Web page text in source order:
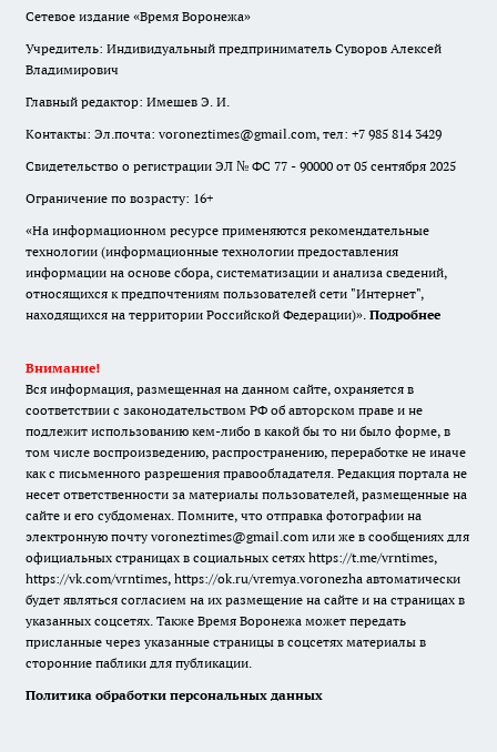
Сетевое издание «Время Воронежа»
Учредитель: Индивидуальный предприниматель Суворов Алексей
Владимирович
Главный редактор: Имешев Э. И.
Контакты: Эл.почта: voroneztimes@gmail.com, тел: +7 985 814 3429
Свидетельство о регистрации ЭЛ № ФС 77 - 90000 от 05 сентября 2025
Ограничение по возрасту: 16+
«На информационном ресурсе применяются рекомендательные
технологии (информационные технологии предоставления
информации на основе сбора, систематизации и анализа сведений,
относящихся к предпочтениям пользователей сети "Интернет",
находящихся на территории Российской Федерации)». Подробнее
Внимание!
Вся информация, размещенная на данном сайте, охраняется в
соответствии с законодательством РФ об авторском праве и не
подлежит использованию кем-либо в какой бы то ни было форме, в
том числе воспроизведению, распространению, переработке не иначе
как с письменного разрешения правообладателя. Редакция портала не
несет ответственности за материалы пользователей, размещенные на
сайте и его субдоменах. Помните, что отправка фотографии на
электронную почту voroneztimes@gmail.com или же в сообщениях для
официальных страницах в социальных сетях https://t.me/vrntimes,
https://vk.com/vrntimes, https://ok.ru/vremya.voronezha автоматически
будет являться согласием на их размещение на сайте и на страницах в
указанных соцсетях. Также Время Воронежа может передать
присланные через указанные страницы в соцсетях материалы в
сторонние паблики для публикации.
Политика обработки персональных данных